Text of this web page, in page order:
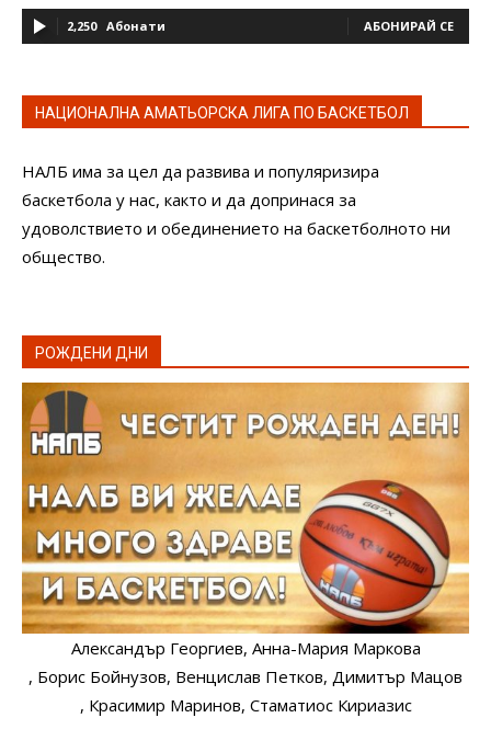
2,250 Абонати АБОНИРАЙ СЕ
НАЦИОНАЛНА АМАТЬОРСКА ЛИГА ПО БАСКЕТБОЛ
НАЛБ има за цел да развива и популяризира
баскетбола у нас, както и да допринася за
удоволствието и обединението на баскетболното ни
общество.
РОЖДЕНИ ДНИ
Александър Георгиев, Анна-Мария Маркова
, Борис Бойнузов, Венцислав Петков, Димитър Мацов
, Красимир Маринов, Стаматиос Кириазис